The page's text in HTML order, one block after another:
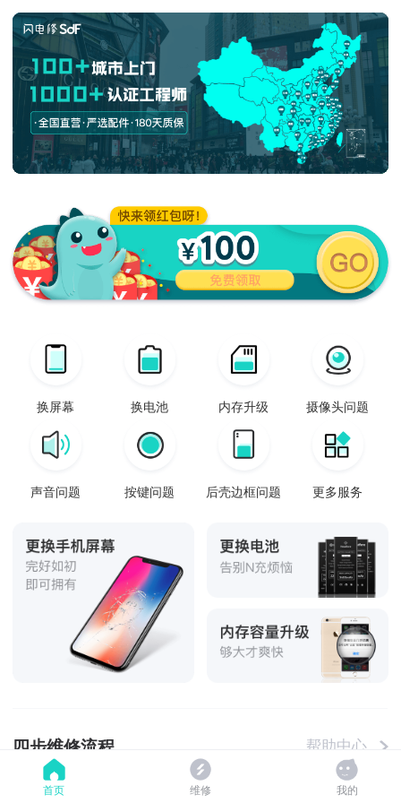
换屏幕 换电池 内存升级 摄像头问题
声音问题 按键问题 后壳边框问题 更多服务
四步维修流程 帮助中心
首页 维修 我的